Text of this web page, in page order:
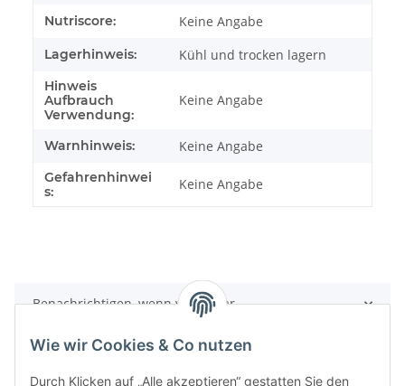
Nutriscore: Keine Angabe
Lagerhinweis: Kühl und trocken lagern
Hinweis
Aufbrauch
Verwendung:
Keine Angabe
Warnhinweis: Keine Angabe
Gefahrenhinwei
s:
Keine Angabe
Benachrichtigen, wenn verfügbar
Wie wir Cookies & Co nutzen
Durch Klicken auf „Alle akzeptieren“ gestatten Sie den